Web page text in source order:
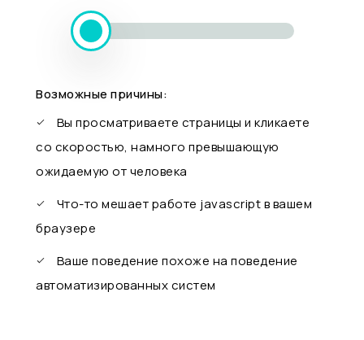
Возможные причины:
Вы просматриваете страницы и кликаете
со скоростью, намного превышающую
ожидаемую от человека
Что-то мешает работе javascript в вашем
браузере
Ваше поведение похоже на поведение
автоматизированных систем